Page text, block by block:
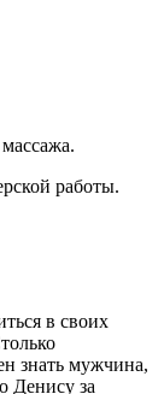
работы.
в своих
знать мужчина,
Денису за